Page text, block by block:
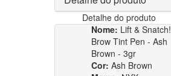
Detalhe do produto
Nome: Lift & Snatch!
Brow Tint Pen - Ash
Brown - 3gr
Cor: Ash Brown